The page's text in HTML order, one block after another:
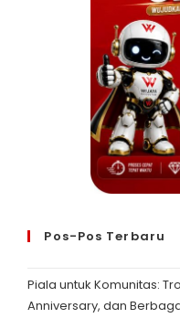
Pos-Pos Terbaru
Piala untuk Komunitas:
Anniversary, dan